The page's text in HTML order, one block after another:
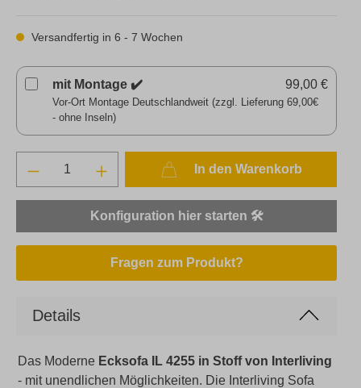
Versandfertig in 6 - 7 Wochen
mit Montage ✔️
Vor-Ort Montage Deutschlandweit (zzgl. Lieferung 69,00€
- ohne Inseln)
99,00 €
In den Warenkorb
Konfiguration hier starten 🛠️
Fragen zum Produkt?
Details
Das Moderne Ecksofa IL 4255 in Stoff von Interliving
- mit unendlichen Möglichkeiten. Die Interliving Sofa